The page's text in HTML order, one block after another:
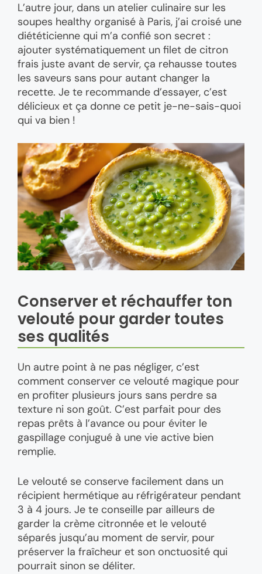
L’autre jour, dans un atelier culinaire sur les
soupes healthy organisé à Paris, j’ai croisé une
diététicienne qui m’a confié son secret :
ajouter systématiquement un filet de citron
frais juste avant de servir, ça rehausse toutes
les saveurs sans pour autant changer la
recette. Je te recommande d’essayer, c’est
délicieux et ça donne ce petit je-ne-sais-quoi
qui va bien !
Conserver et réchauffer ton
velouté pour garder toutes
ses qualités
Un autre point à ne pas négliger, c’est
comment conserver ce velouté magique pour
en profiter plusieurs jours sans perdre sa
texture ni son goût. C’est parfait pour des
repas prêts à l’avance ou pour éviter le
gaspillage conjugué à une vie active bien
remplie.
Le velouté se conserve facilement dans un
récipient hermétique au réfrigérateur pendant
3 à 4 jours. Je te conseille par ailleurs de
garder la crème citronnée et le velouté
séparés jusqu’au moment de servir, pour
préserver la fraîcheur et son onctuosité qui
pourrait sinon se déliter.